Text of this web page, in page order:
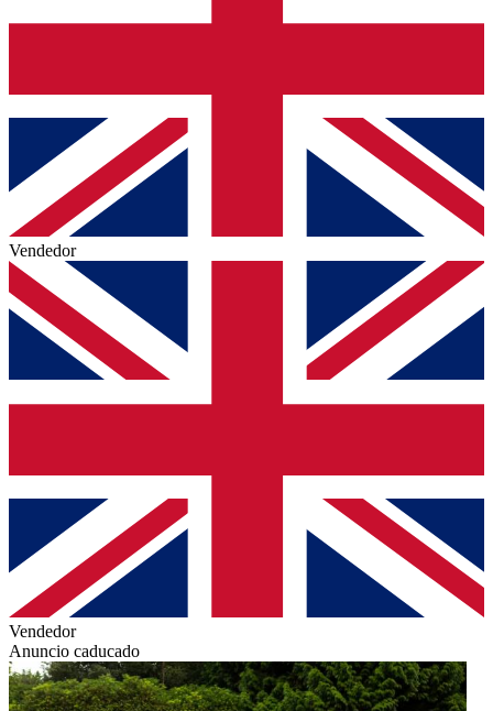
Vendedor
Vendedor
Anuncio caducado